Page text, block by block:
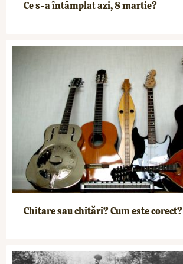
Ce s-a întâmplat azi, 8 martie?
Chitare sau chitări? Cum este corect?